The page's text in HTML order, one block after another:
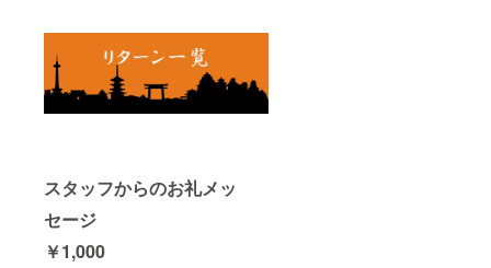
スタッフからのお礼メッ
セージ
￥1,000